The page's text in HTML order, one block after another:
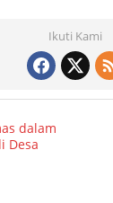
Ikuti Kami
dalam
Desa